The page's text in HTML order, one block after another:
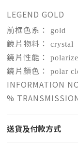
LEGEND GOLD
前框色系：
gold
鏡片物料： crystal
鏡片性能：
鏡片顏色： polar
INFORMATION
%
送貨及付款方式